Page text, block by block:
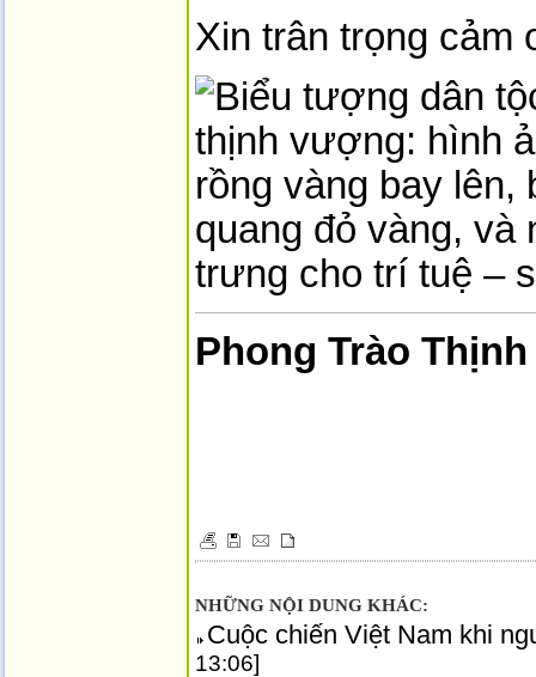
Xin trân trọng cảm
Phong Trào
NHỮNG NỘI DUNG KHÁC:
Cuộc chiến Việt Nam khi
13:06]